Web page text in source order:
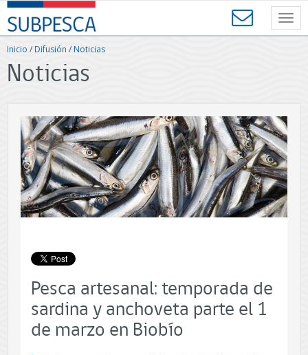
Contenido
principal
SUBPESCA
-
Subsecretaría
Pesca
y
Gobierno
de
Chile
Inicio /Difusión /Noticias
Noticias
Pesca artesanal: temporada de
sardina y anchoveta parte el 1
de marzo en Biobío